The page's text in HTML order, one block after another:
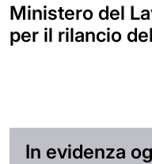
Ministero del
per il rilancio
In evidenza